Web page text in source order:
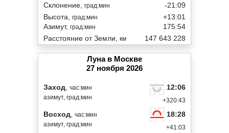
Склонение, град:мин
-21:09
Высота, град:мин
Азимут, град:мин
+13:01
175:54
Расстояние от Земли, км 147 643 228
Луна в Москве
27 ноября 2026
Заход час:мин
азимут, град:мин
12:06
+320:43
Восход час:мин
азимут, град:мин
18:28
+41:03